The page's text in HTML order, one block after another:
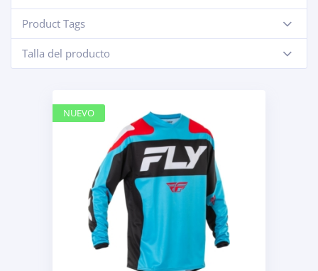
Product Tags
-
Talla del producto
-
NUEVO